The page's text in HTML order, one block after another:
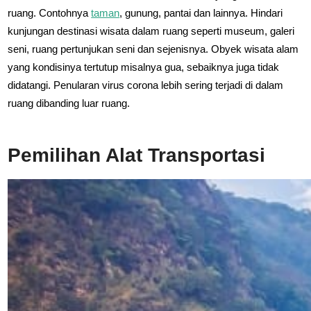
ruang. Contohnyataman, gunung, pantai dan lainnya. Hindari
kunjungan destinasi wisata dalam ruang seperti museum, galeri
seni, ruang pertunjukan seni dan sejenisnya. Obyek wisata alam
yang kondisinya tertutup misalnya gua, sebaiknya juga tidak
didatangi. Penularan virus corona lebih sering terjadi di dalam
ruang dibanding luar ruang.
Pemilihan Alat Transportasi